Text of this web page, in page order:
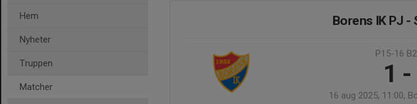
Hem
Nyheter
Truppen
Matcher
Borens IK PJ -
P15-16
1 -
16 aug 2025, 11:00,